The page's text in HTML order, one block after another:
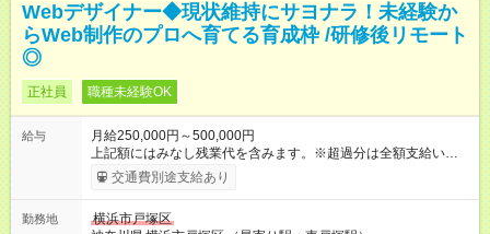
Webデザイナー◆現状維持にサヨナラ！未経験か
らWeb制作のプロへ育てる育成枠 /研修後リモート
◎
正社員 職種未経験OK
給与
月給250,000円～500,000円
上記額にはみなし残業代を含みます。※超過分は全額支給いたし
ます。 みなし残業代 21,675円／月 みなし残業時間 12時間／月 -
------------------------------------------------------- ≪経験者の方は以下と
万円～＋業績賞与＋交通費＋各種手当 ※固定残業代（30時間/6
交通費別途支給あり
勤務地
横浜市戸塚区